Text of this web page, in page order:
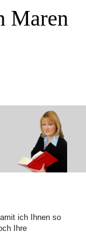
Maren
ich Ihnen so
Ihre